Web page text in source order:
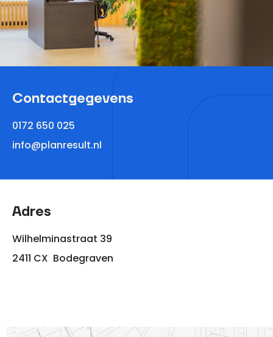
Contact­gegevens
0172 650 025
info@planresult.nl
Adres
Wilhelminastraat 39
2411 CX Bodegraven